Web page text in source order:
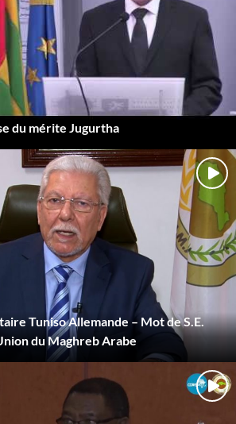
du mérite Jugurtha
Tuniso Allemande – Mot de S.E.
du Maghreb Arabe